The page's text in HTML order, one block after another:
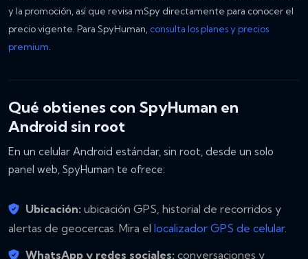
y la promoción, así que revisa mSpy directamente para conocer el
precio vigente. Para SpyHuman, consulta los planes y precios
premium.
Qué obtienes con SpyHuman en
Android sin root
En un celular Android estándar, sin root, desde un solo
panel web, SpyHuman te ofrece:
Ubicación: ubicación GPS, historial de recorridos y
alertas de geocercas. Mira el localizador GPS de celular.
WhatsApp y redes sociales: conversaciones y